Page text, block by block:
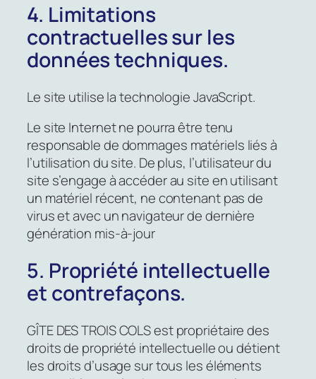
4. Limitations
contractuelles sur les
données techniques.
Le site utilise la technologie JavaScript.
Le site Internet ne pourra être tenu
responsable de dommages matériels liés à
l’utilisation du site. De plus, l’utilisateur du
site s’engage à accéder au site en utilisant
un matériel récent, ne contenant pas de
virus et avec un navigateur de dernière
génération mis-à-jour
5. Propriété intellectuelle
et contrefaçons.
GÎTE DES TROIS COLS est propriétaire des
droits de propriété intellectuelle ou détient
les droits d’usage sur tous les éléments